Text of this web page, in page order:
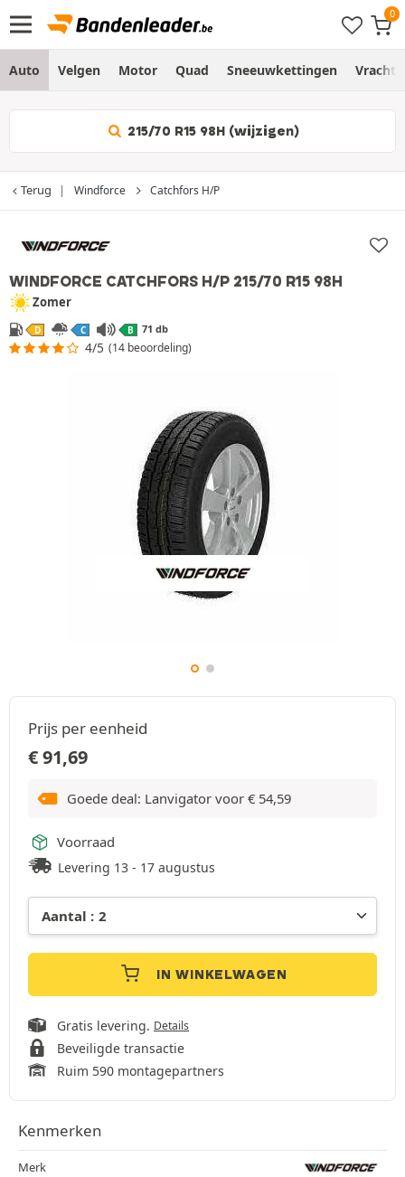
Auto Velgen Motor Quad Sneeuwkettingen
215/70 R15 98H (wijzigen)
Terug Windforce Catchfors H/P
WINDFORCE CATCHFORS H/P 215/70 R15 98H
Zomer
D C B 71 db
4/5 (14 beoordeling)
Prijs per eenheid
€91,69
Goede deal: Lanvigator voor € 54,59
Voorraad
Levering 13 - 17 augustus
IN WINKELWAGEN
Gratis levering. Details
Beveiligde transactie
Ruim 590 montagepartners
Kenmerken
Merk